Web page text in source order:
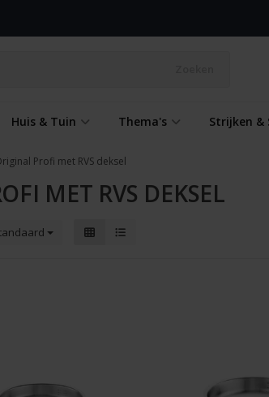
Huis & Tuin Thema's Strijken &
Profi met RVS deksel
MET RVS DEKSEL